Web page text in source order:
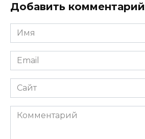
Добавить комментарий
Имя
*
Email
*
Сайт
Комментарий